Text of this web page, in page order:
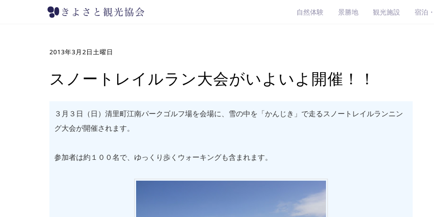
自然体験 景勝地 観光施設 宿泊
2013年3月2日土曜日
スノートレイルラン大会がいよいよ開催！！
３月３日（日）清里町江南パークゴルフ場を会場に、雪の中を「かんじき」で走るスノートレイルランニン
グ大会が開催されます。
参加者は約１００名で、ゆっくり歩くウォーキングも含まれます。